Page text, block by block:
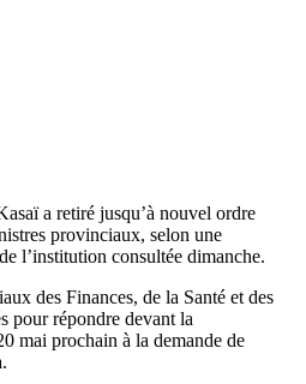
a retiré jusqu’à nouvel ordre
provinciaux, selon une
l’institution consultée dimanche.
des Finances, de la Santé et des
pour répondre devant la
mai prochain à la demande de